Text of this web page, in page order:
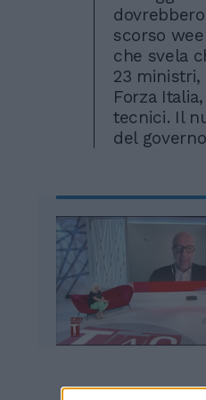
scorso
che svela
23 ministri,
Forza
tecnici. Il
del